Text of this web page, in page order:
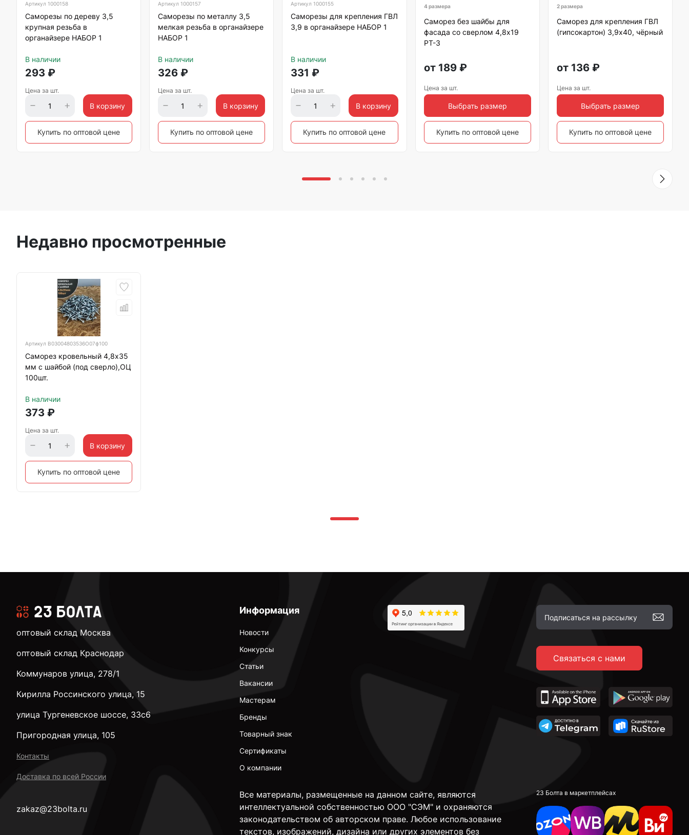
Артикул 1000158
Саморезы по дереву 3,5
крупная резьба в
органайзере НАБОР 1
В наличии
293 ₽
Цена за шт.
В корзину
Купить по оптовой цене
Артикул1000157
Саморезы по металлу 3,5
мелкая резьба в органайзере
НАБОР 1
В наличии
326 ₽
Цена за шт.
В корзину
Купить по оптовой цене
Артикул1000155
Саморезы для крепления ГВЛ
3,9 в органайзере НАБОР 1
В наличии
331 ₽
Цена за шт.
В корзину
Купить по оптовой цене
4 размера
Саморез без шайбы для
фасада со сверлом 4,8х19
РТ-3
от 189₽
Цена за шт.
Выбрать размер
Купить по оптовой цене
2 размера
Саморез для крепления ГВЛ
(гипсокартон) 3,9х40, чёрный
от 136₽
Цена за шт.
Выбрать размер
Купить по оптовой цене
Недавно просмотренные
Артикул B03004803536O07ф100
Саморез кровельный 4,8х35
мм с шайбой (под сверло),ОЦ
100шт.
В наличии
373 ₽
Цена за шт.
В корзину
Купить по оптовой цене
Информация
Новости
Конкурсы
Статьи
Вакансии
Мастерам
Бренды
Товарный знак
Сертификаты
О компании
Связаться с нами
Все материалы, размещенные на данном сайте, являются
интеллектуальной собственностью ООО "СЭМ" и охраняются
законодательством об авторском праве. Любое использование
текстов, изображений, дизайна или других элементов без
23 Болта в маркетплейсах
оптовый склад Москва
оптовый склад Краснодар
Коммунаров улица, 278/1
Кирилла Россинского улица, 15
улица Тургеневское шоссе, 33с6
Пригородная улица, 105
Контакты
Доставка по всей России
zakaz@23bolta.ru